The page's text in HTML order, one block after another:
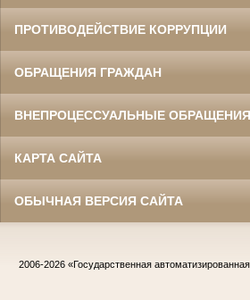
ПРОТИВОДЕЙСТВИЕ КОРРУПЦИИ
ОБРАЩЕНИЯ ГРАЖДАН
ВНЕПРОЦЕССУАЛЬНЫЕ ОБРАЩЕНИЯ
КАРТА САЙТА
ОБЫЧНАЯ ВЕРСИЯ САЙТА
2006-2026 «Государственная